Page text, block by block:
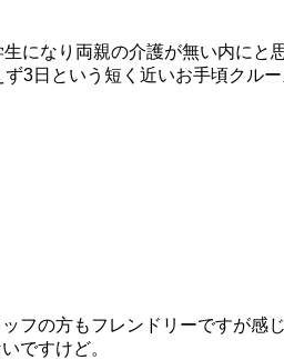
になり両親の介護が無い内に
3日という短く近いお手頃クルー
フの方もフレンドリーですが感
ですけど。